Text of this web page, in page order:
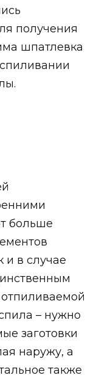
получения
шпатлевка
больше
и в случае
– нужно
заготовки
наружу, а
также